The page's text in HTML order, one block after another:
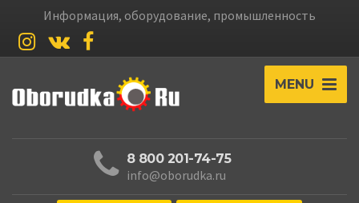
Информация, оборудование, промышленность
MENU
8 800 201-74-75
info@oborudka.ru